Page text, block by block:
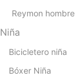
Reymon hombre
Niña
Bicicletero niña
Bóxer Niña